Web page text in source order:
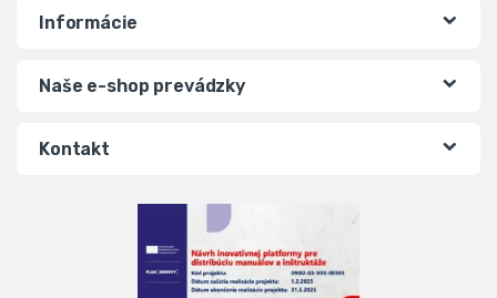
Informácie
Naše e-shop prevádzky
Kontakt